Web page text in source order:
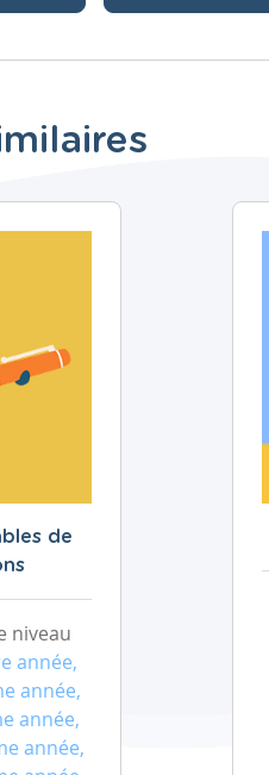
de
niveau
année,
année,
année,
année,